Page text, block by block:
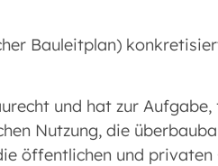
Bauleitplan)
und hat zur
Nutzung, die
öffentlichen und